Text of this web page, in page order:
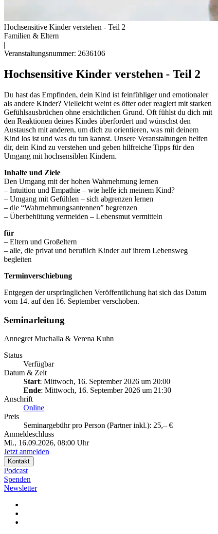
Hochsensitive Kinder verstehen - Teil 2
Familien & Eltern
|
Veranstaltungsnummer: 2636106
Hochsensitive Kinder verstehen - Teil 2
Du hast das Empfinden, dein Kind ist feinfühliger und emotionaler
als andere Kinder? Vielleicht weint es öfter oder reagiert mit starken
Gefühlsausbrüchen ohne ersichtlichen Grund. Oft fühlst du dich mit
den Reaktionen deines Kindes überfordert und wünschst den
Austausch mit anderen, um dich zu orientieren, was mit deinem
Kind los ist und was du tun kannst. Unsere Veranstaltungen helfen
dir, dein Kind zu verstehen und geben hilfreiche Tipps für den
Umgang mit hochsensiblen Kindern.
Inhalte und Ziele
Den Umgang mit der hohen Wahrnehmung lernen
– Intuition und Empathie – wie helfe ich meinem Kind?
– Umgang mit Gefühlen – sich abgrenzen lernen
– die “Wahrnehmungsantennen” begrenzen
– Überbehütung vermeiden – Lebensmut vermitteln
für
– Eltern und Großeltern
– alle, die privat und beruflich Kinder auf ihrem Lebensweg
begleiten
Terminverschiebung
Entgegen der ursprünglichen Veröffentlichung hat sich das Datum
vom 14. auf den 16. September verschoben.
Seminarleitung
Annegret Muchalla & Verena Kuhn
Status
Verfügbar
Datum & Zeit
Start: Mittwoch, 16. September 2026 um 20:00
Ende: Mittwoch, 16. September 2026 um 21:30
Anschrift
Online
Preis
Seminargebühr pro Person (Partner inkl.): 25,– €
Anmeldeschluss
Mi., 16.09.2026, 08:00 Uhr
Jetzt anmelden
Kontakt
Podcast
Spenden
Newsletter